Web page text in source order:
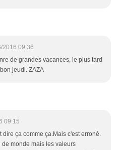
2016 09:36
de grandes vacances, le plus tard
jeudi. ZAZA
09:15
dire ça comme ça.Mais c'est erroné.
de monde mais les valeurs